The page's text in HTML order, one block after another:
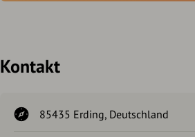
Kontakt
85435 Erding, Deutschland